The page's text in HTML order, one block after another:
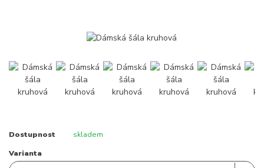
Dostupnost skladem
Varianta